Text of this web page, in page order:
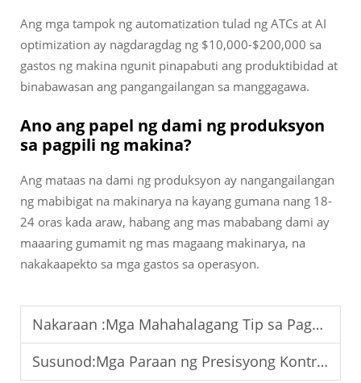
Ang mga tampok ng automatization tulad ng ATCs at AI
optimization ay nagdaragdag ng $10,000-$200,000 sa
gastos ng makina ngunit pinapabuti ang produktibidad at
binabawasan ang pangangailangan sa manggagawa.
Ano ang papel ng dami ng produksyon
sa pagpili ng makina?
Ang mataas na dami ng produksyon ay nangangailangan
ng mabibigat na makinarya na kayang gumana nang 18-
24 oras kada araw, habang ang mas mababang dami ay
maaaring gumamit ng mas magaang makinarya, na
nakakaapekto sa mga gastos sa operasyon.
Nakaraan :Mga Mahahalagang Tip sa Pagpapanatili ng mga VMC Machine upang Magsiguro ng Long-Term na Katiyakan
Susunod:Mga Paraan ng Presisyong Kontrol para sa Vertical Milling Centers